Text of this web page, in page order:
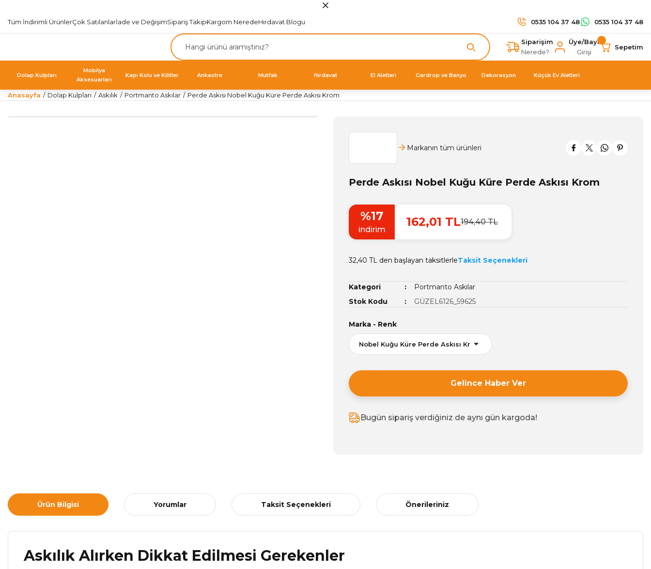
Tüm İndirimli ÜrünlerÇok Satılanlarİade ve DeğişimSipariş TakipKargom NeredeHırdavat Blogu 0535 104 37 48 0535 104 37 48
Siparişim
Nerede?
Üye/Bayi
Girişi
Sepetim
Dolap Kulpları
Mobilya
Aksesuarları
Kapı Kolu ve Kilitler Ankastre Mutfak Hırdavat El Aletleri Gardrop ve Banyo Dekorasyon Küçük Ev Aletleri
Anasayfa Dolap Kulpları Askılık Portmanto Askılar Perde Askısı Nobel Kuğu Küre Perde Askısı Krom
Markanın tüm ürünleri
Perde Askısı Nobel Kuğu Küre Perde Askısı Krom
%17
indirim
162,01 TL194,40 TL
32,40 TL den başlayan taksitlerleTaksit Seçenekleri
Kategori
Portmanto Askılar
Stok Kodu
GÜZEL6126_59625
Marka - Renk
Gelince Haber Ver
Bugün sipariş verdiğiniz de aynı gün kargoda!
Ürün Bilgisi Yorumlar Taksit Seçenekleri Önerileriniz
Askılık Alırken Dikkat Edilmesi Gerekenler